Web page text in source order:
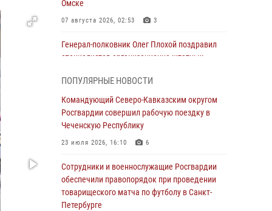
Омске
07 августа 2026, 02:53 3
Генерал-полковник Олег Плохой поздравил
специалистов организационно-штатных
профессиональным праздником
06 августа 2026, 21:01
В Нижнем Новгороде состоялось
Всероссийское совещание-семинар по
охраны Росгвардии (видео)
06 августа 2026, 14:47 10 1
В Брянске сотрудники и военнослужащие
ПОПУЛЯРНЫЕ НОВОСТИ
Командующий Северо-Кавказским округом
Росгвардии совершил рабочую поездку в
Чеченскую Республику
23 июля 2026, 16:10 6
Сотрудники и военнослужащие Росгвардии
обеспечили правопорядок при проведении
товарищеского матча по футболу в Санкт-
Петербурге